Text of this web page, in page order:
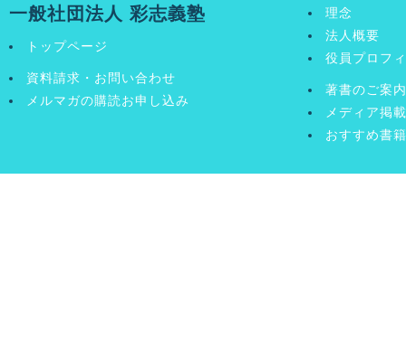
2020/10/01
草」10月号
一般社団法人 彩志義塾
トップページ
資料請求・お問い合わせ
メルマガの購読お申し込み
理念
法人概要
役員プロフ
著書のご案
メディア掲
おすすめ書